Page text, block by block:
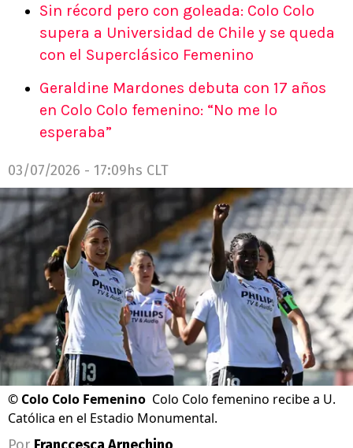
Sin récord pero con goleada: Colo Colo
supera a Universidad de Chile y se queda
con el Superclásico Femenino
Geraldine Mardones debuta con 17 años
en Colo Colo femenino: “No me lo
esperaba”
03/07/2026 - 17:09hs CLT
© Colo Colo Femenino Colo Colo femenino recibe a U.
Católica en el Estadio Monumental.